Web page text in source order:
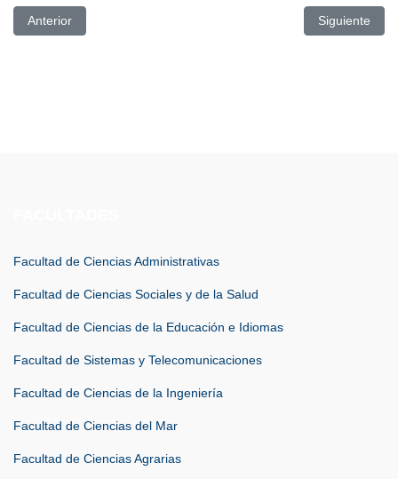
Artículo anterior: PROYECTO DE VINCULACIÓN DE LA UPSE
Anterior Artículo
Siguiente
Facultad de Ciencias Administrativas
Facultad de Ciencias Sociales y de la Salud
Facultad de Ciencias de la Educación e Idiomas
Facultad de Sistemas y Telecomunicaciones
Facultad de Ciencias de la Ingeniería
Facultad de Ciencias del Mar
Facultad de Ciencias Agrarias